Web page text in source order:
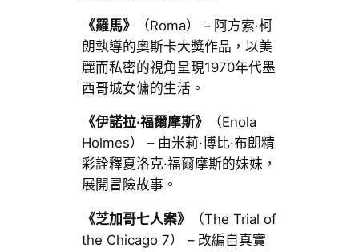
《羅馬》
（Roma） – 阿方索·柯
朗執導的奧斯卡大獎作品，以美
麗而私密的視角呈現1970年代墨
西哥城女傭的生活。
《伊諾拉·福爾摩斯》
（Enola
Holmes） – 由米莉·博比·布朗精
彩詮釋夏洛克·福爾摩斯的妹妹，
展開冒險故事。
《芝加哥七人案》
（The Trial of
the Chicago 7） – 改編自真實